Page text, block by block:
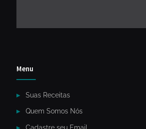
Menu
Suas Receitas
Quem Somos Nós